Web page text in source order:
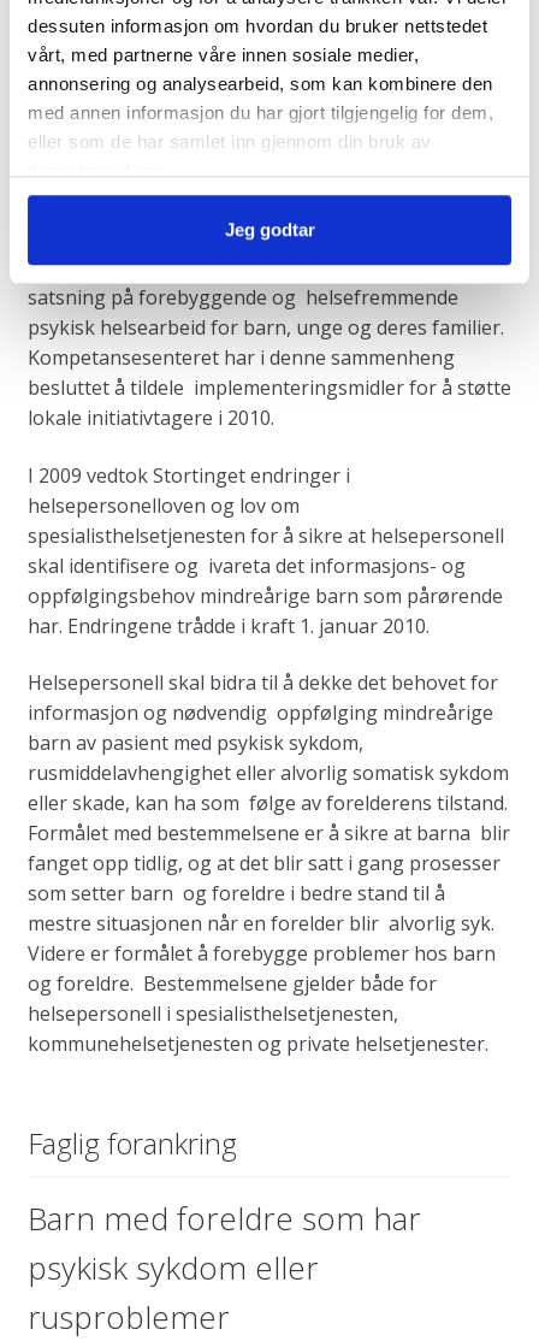
dessuten informasjon om hvordan du bruker nettstedet
vårt, med partnerne våre innen sosiale medier,
annonsering og analysearbeid, som kan kombinere den
med annen informasjon du har gjort tilgjengelig for dem,
eller som de har samlet inn gjennom din bruk av
Jeg godtar
psykiatri og rus.
NK LMH, Oslo universitetssykehus HF, mottok i 2010
nye midler fra Helse- og omsorgsdepartementet til
videreføring av prosjektet SMIL. Her ligger fokus på
implementering, med utgangspunkt i den
infrastrukturen som LMS-nettverket representerer.
I forlengelse av det utviklingsarbeidet som er gjort,
ønsker kompetansesenteret å opprettholde sin
satsning på forebyggende og helsefremmende
psykisk helsearbeid for barn, unge og deres familier.
Kompetansesenteret har i denne sammenheng
besluttet å tildele implementeringsmidler for å støtte
lokale initiativtagere i 2010.
I 2009 vedtok Stortinget endringer i
helsepersonelloven og lov om
spesialisthelsetjenesten for å sikre at helsepersonell
skal identifisere og ivareta det informasjons- og
oppfølgingsbehov mindreårige barn som pårørende
har. Endringene trådde i kraft 1. januar 2010.
Helsepersonell skal bidra til å dekke det behovet for
informasjon og nødvendig oppfølging mindreårige
barn av pasient med psykisk sykdom,
rusmiddelavhengighet eller alvorlig somatisk sykdom
eller skade, kan ha som følge av forelderens tilstand.
Formålet med bestemmelsene er å sikre at barna blir
fanget opp tidlig, og at det blir satt i gang prosesser
som setter barn og foreldre i bedre stand til å
mestre situasjonen når en forelder blir alvorlig syk.
Videre er formålet å forebygge problemer hos barn
og foreldre. Bestemmelsene gjelder både for
helsepersonell i spesialisthelsetjenesten,
kommunehelsetjenesten og private helsetjenester.
Faglig forankring
Barn med foreldre som har
psykisk sykdom eller
rusproblemer